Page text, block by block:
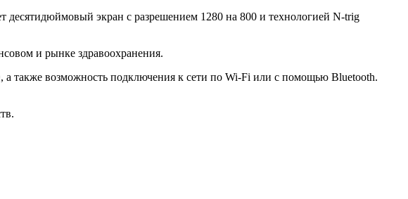
экран с разрешением 1280 на 800 и технологией N-trig
и рынке здравоохранения.
а также возможность подключения к сети по Wi-Fi или с помощью Bluetooth.